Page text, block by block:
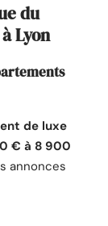
du
Lyon
de luxe
€ à 8 900
annonces